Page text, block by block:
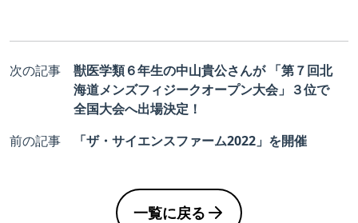
次の記事
獣医学類６年生の中山貴公さんが 「第７回北
海道メンズフィジークオープン大会」３位で
全国大会へ出場決定！
前の記事
「ザ・サイエンスファーム2022」を開催
一覧に戻る